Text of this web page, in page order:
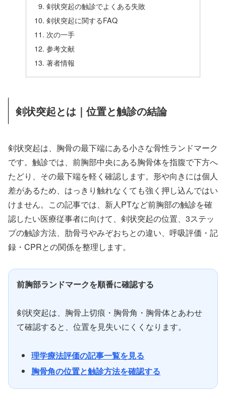
剣状突起の触診でよくある失敗
剣状突起に関するFAQ
次の一手
参考文献
著者情報
剣状突起とは｜位置と触診の結論
剣状突起は、胸骨の最下端にある小さな骨性ランドマーク
です。触診では、前胸部中央にある胸骨体を指腹で下方へ
たどり、その最下端を軽く確認します。形や向きには個人
差があるため、はっきり触れなくても強く押し込んではい
けません。この記事では、新人PTなど前胸部の触診を確
認したい医療従事者に向けて、剣状突起の位置、3ステッ
プの触診方法、肋骨弓やみぞおちとの違い、呼吸評価・記
録・CPRとの関係を整理します。
前胸部ランドマークを順番に確認する
剣状突起は、胸骨上切痕・胸骨角・胸骨体とあわせ
て確認すると、位置を見失いにくくなります。
理学療法評価の記事一覧を見る
胸骨角の位置と触診方法を確認する